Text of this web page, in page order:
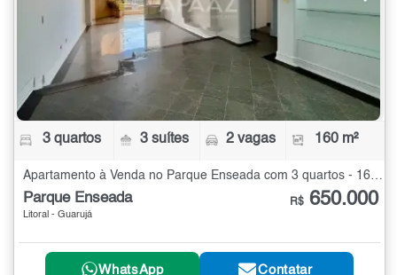
3 quartos 3 suítes 2 vagas 160 m²
Apartamento à Venda no Parque Enseada com 3 quartos - 160 m²
Parque Enseada
Litoral - Guarujá
R$ 650.000
WhatsApp Contatar